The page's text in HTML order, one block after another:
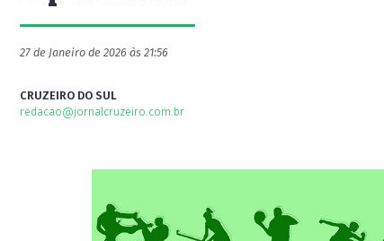
27 de Janeiro de 2026 às 21:56
CRUZEIRO DO SUL
redacao@jornalcruzeiro.com.br